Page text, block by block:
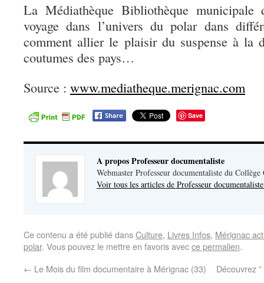
La Médiathèque Bibliothèque municipale
voyage dans l’univers du polar dans
comment allier le plaisir du suspense à la
coutumes des pays…
Source : www.mediatheque.merignac.com
Save
A propos Professeur documentaliste
Webmaster Professeur documentaliste du Collège
Voir tous les articles de Professeur
Ce contenu a été publié dansCulture, Livres Infos, Mérignac
polar. Vous pouvez le mettre en favoris avecce permalien.
← Le Mois du film documentaire à Mérignac (33) Découvrez